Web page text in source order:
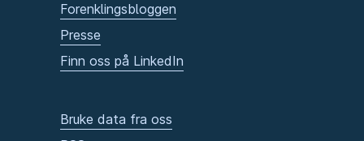
Forenklingsbloggen
Presse
Finn oss på LinkedIn
Bruke data fra oss